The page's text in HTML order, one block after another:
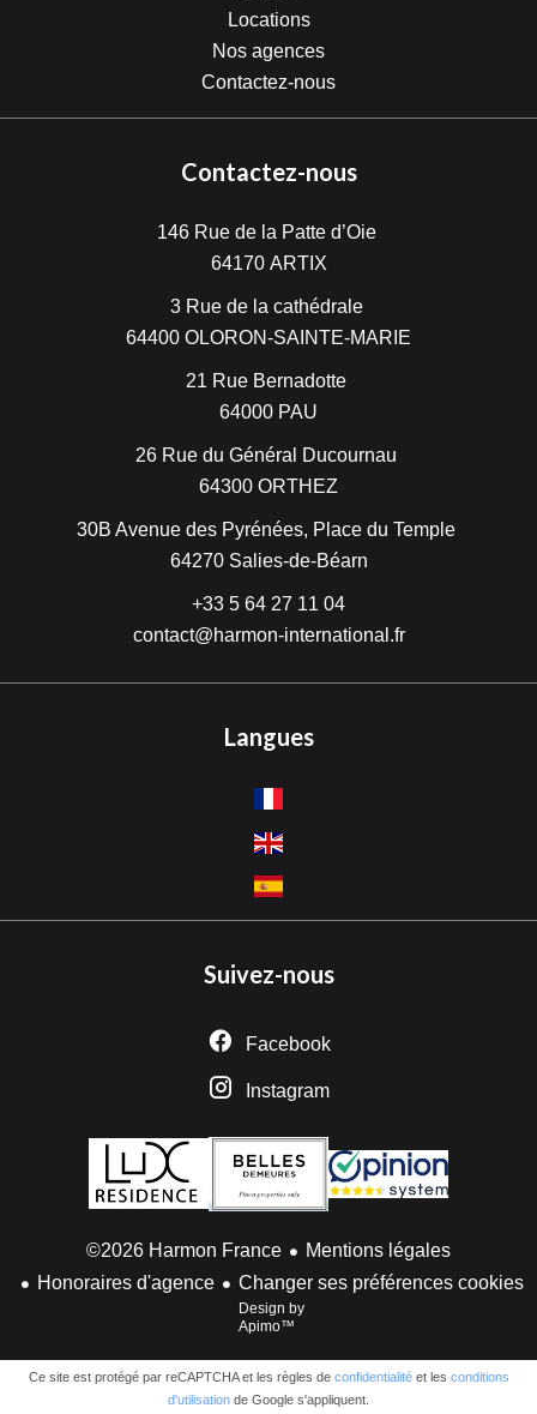
Locations
Nos agences
Contactez-nous
Contactez-nous
146 Rue de la Patte d’Oie
64170 ARTIX
3 Rue de la cathédrale
64400 OLORON-SAINTE-MARIE
21 Rue Bernadotte
64000 PAU
26 Rue du Général Ducournau
64300 ORTHEZ
30B Avenue des Pyrénées, Place du Temple
64270 Salies-de-Béarn
+33 5 64 27 11 04
contact@harmon-international.fr
Langues
Suivez-nous
Facebook
Instagram
©2026 Harmon France
Mentions légales
Honoraires d'agence
Changer ses préférences cookies
Design by
Apimo™
Ce site est protégé par reCAPTCHA et les règles de confidentialitéet les conditions
d'utilisation de Google s'appliquent.